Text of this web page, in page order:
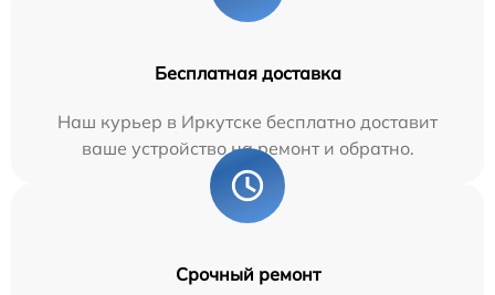
Бесплатная доставка
Наш курьер в Иркутске бесплатно доставит
ваше устройство на ремонт и обратно.
Срочный ремонт